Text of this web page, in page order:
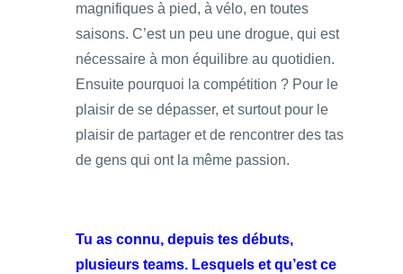
magnifiques à pied, à vélo, en toutes
saisons. C’est un peu une drogue, qui est
nécessaire à mon équilibre au quotidien.
Ensuite pourquoi la compétition ? Pour le
plaisir de se dépasser, et surtout pour le
plaisir de partager et de rencontrer des tas
de gens qui ont la même passion.
Tu as connu, depuis tes débuts,
plusieurs teams. Lesquels et qu’est ce